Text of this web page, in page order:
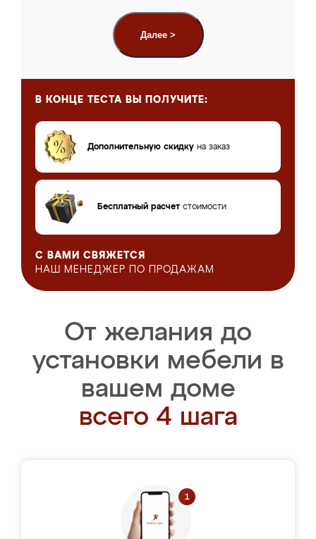
Далее >
В КОНЦЕ ТЕСТА ВЫ ПОЛУЧИТЕ:
Дополнительную скидку на заказ
Бесплатный расчет стоимости
С ВАМИ СВЯЖЕТСЯ
НАШ МЕНЕДЖЕР
ПО ПРОДАЖАМ
От желания до
установки мебели в
вашем доме
всего 4 шага